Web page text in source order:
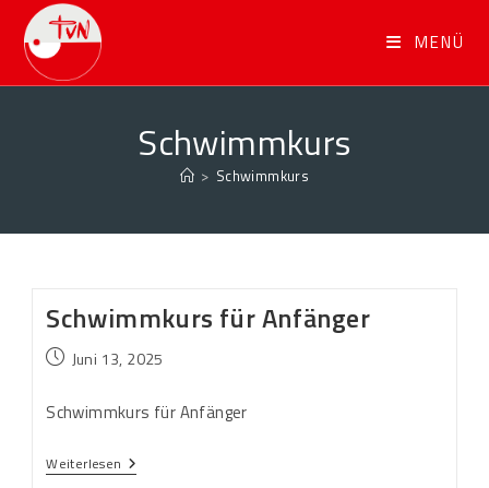
MENÜ
Schwimmkurs
> Schwimmkurs
Schwimmkurs für Anfänger
Juni 13, 2025
Schwimmkurs für Anfänger
Weiterlesen